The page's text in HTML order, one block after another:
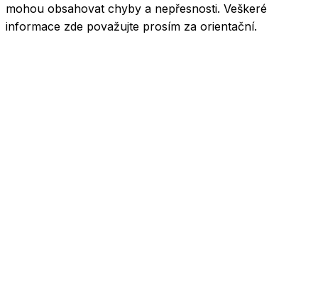
mohou obsahovat chyby a nepřesnosti. Veškeré
informace zde považujte prosím za orientační.